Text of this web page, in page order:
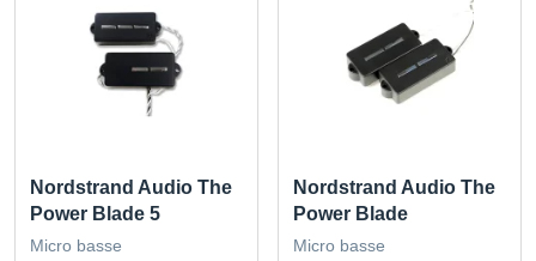
Nordstrand Audio The
Power Blade 5
Micro basse
Nordstrand Audio The
Power Blade
Micro basse